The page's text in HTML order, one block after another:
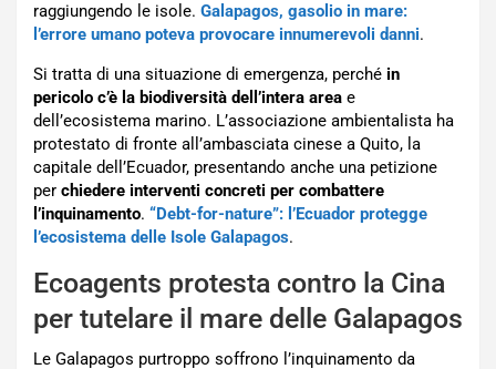
raggiungendo le isole. Galapagos, gasolio in mare:
l’errore umano poteva provocare innumerevoli danni.
Si tratta di una situazione di emergenza, perché in
pericolo c’è la biodiversità dell’intera area e
dell’ecosistema marino. L’associazione ambientalista ha
protestato di fronte all’ambasciata cinese a Quito, la
capitale dell’Ecuador, presentando anche una petizione
per chiedere interventi concreti per combattere
l’inquinamento. “Debt-for-nature”: l’Ecuador protegge
l’ecosistema delle Isole Galapagos.
Ecoagents protesta contro la Cina
per tutelare il mare delle Galapagos
Le Galapagos purtroppo soffrono l’inquinamento da